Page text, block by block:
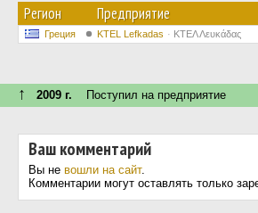
Регион Предприятие
Греция KTEL Lefkadas ΚΤΕΛ Λευκάδας
↑ 2009 г. Поступил на предприятие
Ваш комментарий
Вы не вошли на сайт.
Комментарии могут оставлять только